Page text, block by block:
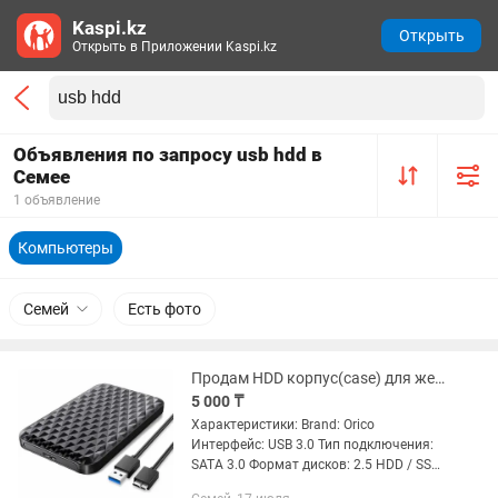
Объявления по запросу usb hdd в
Семее
1 объявление
Компьютеры
Семей Есть фото
Продам HDD корпус(case) для жесткого диска USB 3.0
5 000 ₸
Характеристики: Brand: Orico
Интерфейс: USB 3.0 Тип подключения:
SATA 3.0 Формат дисков: 2.5 HDD / SSD
Kaspi.kz
Открыть в Приложении Kaspi.kz
Открыть